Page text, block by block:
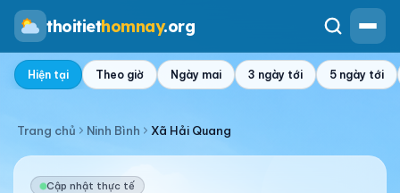
thoitiethomnay.org
Hiện tại Theo giờ Ngày mai 3 ngày tới 5 ngày tới
Trang chủ Ninh Bình Xã Hải Quang
Cập nhật thực tế